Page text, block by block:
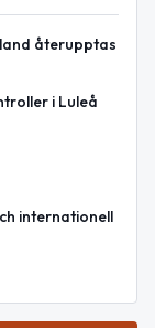
återupptas
i Luleå
internationell